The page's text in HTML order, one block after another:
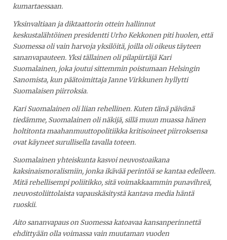
kumartaessaan.
Yksinvaltiaan ja diktaattorin ottein hallinnut
keskustalähtöinen presidentti Urho Kekkonen piti huolen, että
Suomessa oli vain harvoja yksilöitä, joilla oli oikeus täyteen
sananvapauteen. Yksi tällainen oli pilapiirtäjä Kari
Suomalainen, joka joutui sittemmin poistumaan Helsingin
Sanomista, kun päätoimittaja Janne Virkkunen hyllytti
Suomalaisen piirroksia.
Kari Suomalainen oli liian rehellinen. Kuten tänä päivänä
tiedämme, Suomalainen oli näkijä, sillä muun muassa hänen
holtitonta maahanmuuttopolitiikka kritisoineet piirroksensa
ovat käyneet surullisella tavalla toteen.
Suomalainen yhteiskunta kasvoi neuvostoaikana
kaksinaismoralismiin, jonka ikävää perintöä se kantaa edelleen.
Mitä rehellisempi poliitikko, sitä voimakkaammin punavihreä,
neuvostoliittolaista vapauskäsitystä kantava media häntä
ruoskii.
Aito sananvapaus on Suomessa katoavaa kansanperinnettä
ehdittyään olla voimassa vain muutaman vuoden